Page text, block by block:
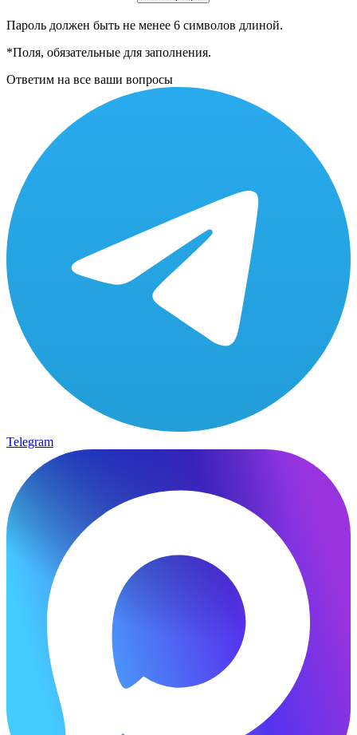
Пароль должен быть не менее 6 символов длиной.
*Поля, обязательные для заполнения.
Ответим на все ваши вопросы
Telegram